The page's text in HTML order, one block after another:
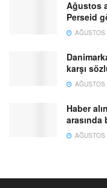
Ağustos
Perseid
karşı
Haber
arasında